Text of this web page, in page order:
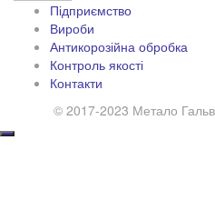
Підприємство
Вироби
Антикорозійна обробка
Контроль якості
Контакти
© 2017-2023 Метало